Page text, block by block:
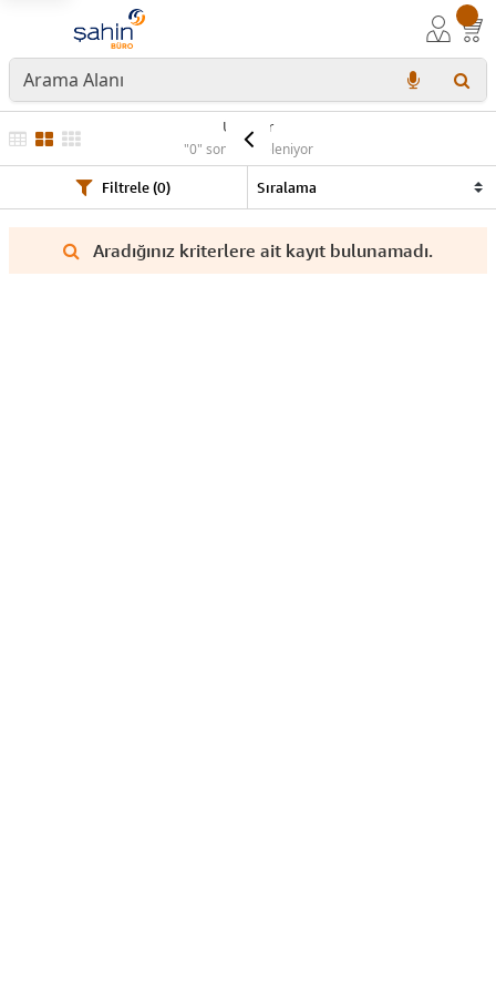
Ürünler
"0" sonuç listeleniyor
Filtrele (0)
Aradığınız kriterlere ait kayıt bulunamadı.